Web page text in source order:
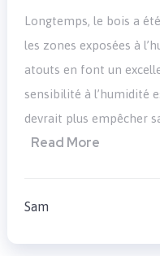
Longtemps, le bois a
les zones exposées à
atouts en font un
sensibilité à l’humidité
devrait plus empêcher
Read More
Sam